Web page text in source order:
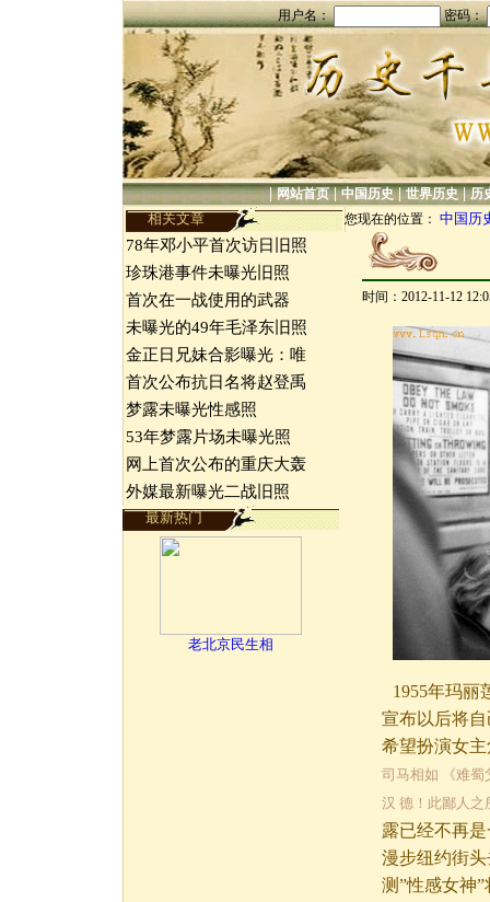
用户名： 密码：
|网站首页|中国历史|世界历史|历
相关文章 您现在的位置： 中国历
78年邓小平首次访日旧照
珍珠港事件未曝光旧照
首次在一战使用的武器
未曝光的49年毛泽东旧照
金正日兄妹合影曝光：唯
首次公布抗日名将赵登禹
梦露未曝光性感照
53年梦露片场未曝光照
网上首次公布的重庆大轰
外媒最新曝光二战旧照
最新热门
老北京民生相
时间：2012-11-12
1955年玛丽
宣布以后将
希望扮演女
司马相如 《难蜀
汉 德！此鄙人之
露已经不再
漫步纽约街
测”性感女神